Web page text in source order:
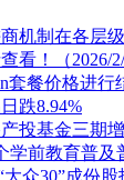
机制在各层
看！（2026/2/
套餐价格进行
跌8.94%
投基金三期
学前教育普及
众30”成份股